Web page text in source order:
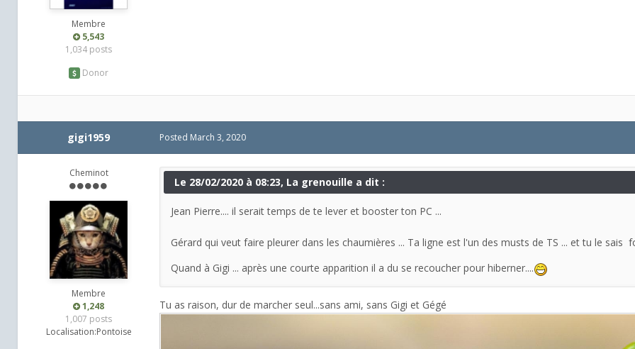
Membre
5,543
1,034 posts
Donor
gigi1959
Cheminot
Membre
1,248
1,007 posts
Localisation:Pontoise
Posted March 3, 2020
Le 28/02/2020 à 08:23, La grenouille a dit :
Jean Pierre.... il serait temps de te lever et booster ton PC ...
Gérard qui veut faire pleurer dans les chaumières ... Ta ligne est l'un des musts de TS ... et tu le sais
Quand à Gigi ... après une courte apparition il a du se recoucher pour hiberner....
Tu as raison, dur de marcher seul...sans ami, sans Gigi et Gégé